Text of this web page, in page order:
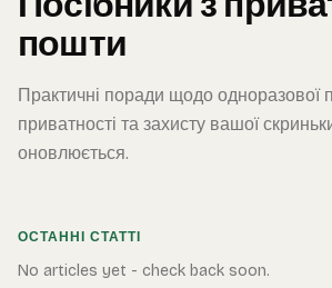
пошти
Практичні поради щодо одноразової
приватності та захисту вашої
оновлюється.
ОСТАННІ СТАТТІ
No articles yet - check back soon.